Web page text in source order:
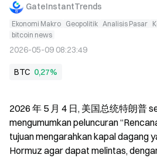
GateInstantTrends
Ekonomi Makro Geopolitik Analisis Pasar
bitcoin news
2026-05-09 08:23:49
BTC 0,27%
2026 年 5 月 4 日, 美国总统特朗普
mengumumkan peluncuran
tujuan mengarahkan kapal dagang
Hormuz agar dapat melintas,